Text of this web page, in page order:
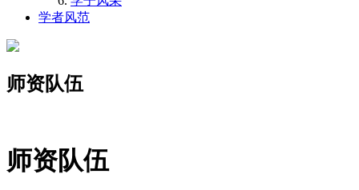
学者风范
师资队伍
师资队伍